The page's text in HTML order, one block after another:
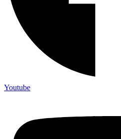
Youtube